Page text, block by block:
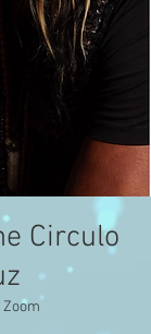
Circulo
Zoom